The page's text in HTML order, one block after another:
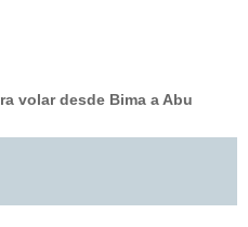
volar desde Bima a Abu